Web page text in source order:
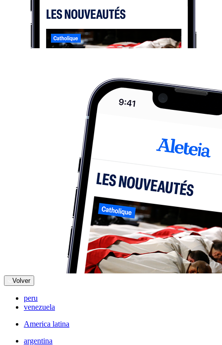
Volver
peru
venezuela
America latina
argentina